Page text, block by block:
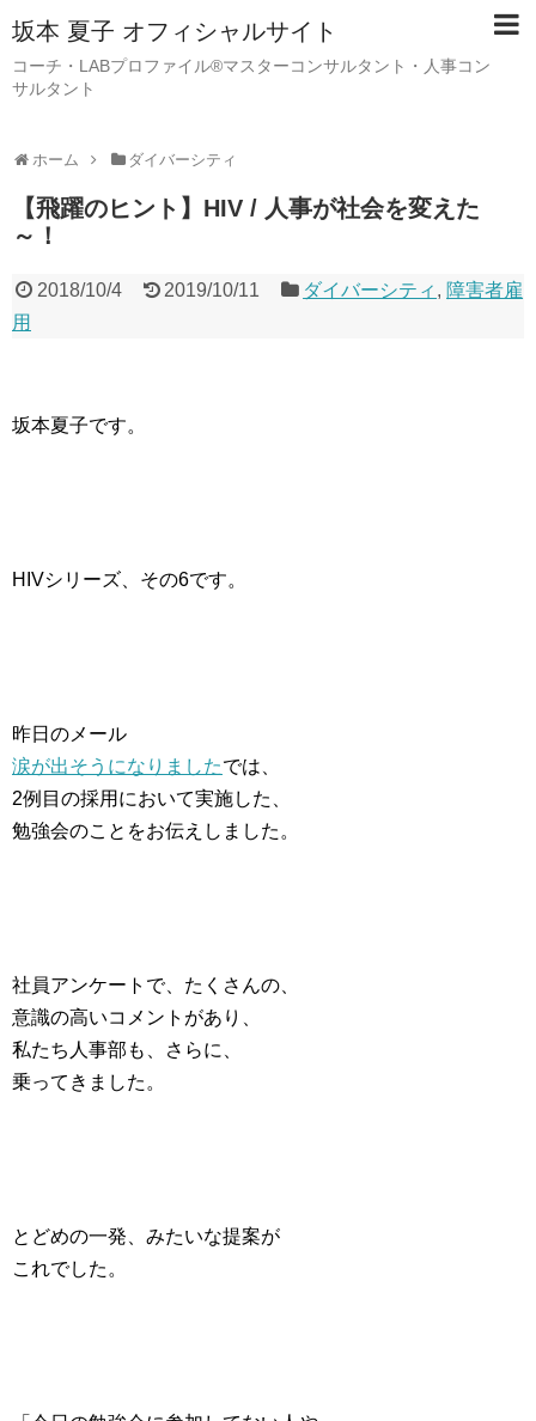
坂本 夏子 オフィシャルサイト
コーチ・LABプロファイル®マスターコンサルタント・人事コン
サルタント
ホーム ダイバーシティ
【飛躍のヒント】HIV / 人事が社会を変えた
～！
2018/10/4 2019/10/11 ダイバーシティ , 障害者雇
用
坂本夏子です。
HIVシリーズ、その6です。
昨日のメール
涙が出そうになりましたでは、
2例目の採用において実施した、
勉強会のことをお伝えしました。
社員アンケートで、たくさんの、
意識の高いコメントがあり、
私たち人事部も、さらに、
乗ってきました。
とどめの一発、みたいな提案が
これでした。